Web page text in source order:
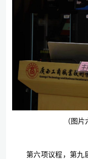
（图
第六项议程，第九